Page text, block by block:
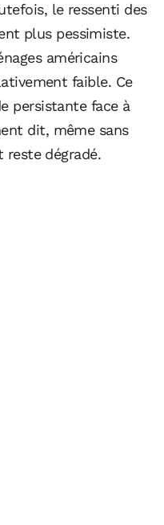
le ressenti des
plus pessimiste.
américains
faible. Ce
persistante face à
dit, même sans
dégradé.